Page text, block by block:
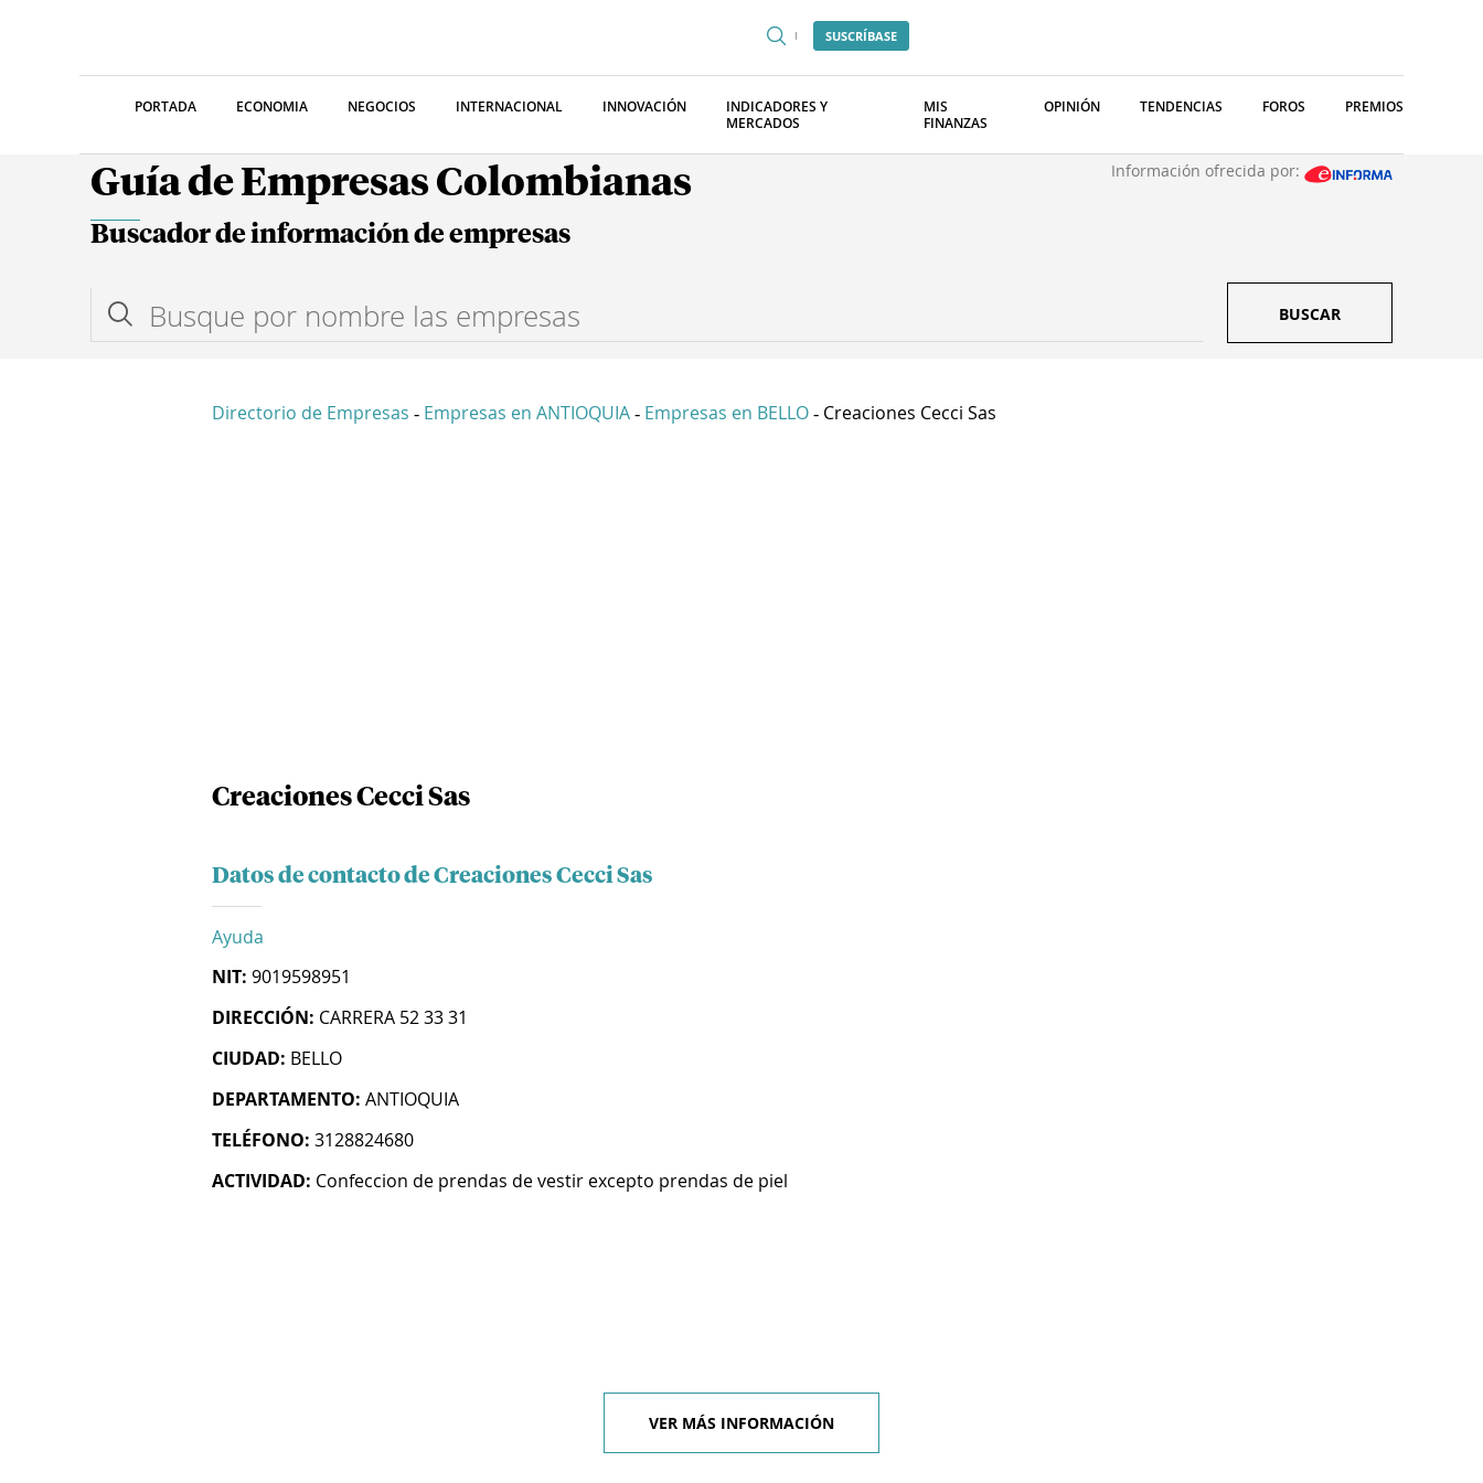
SUSCRÍBASE
PORTADA ECONOMIA NEGOCIOS INTERNACIONAL INNOVACIÓN
INDICADORES Y
MERCADOS
MIS
FINANZAS
OPINIÓN TENDENCIAS FOROS PREMIOS
Guía de Empresas Colombianas Información ofrecida por:
Buscador de información de empresas
BUSCAR
Directorio de Empresas - Empresas en ANTIOQUIA - Empresas en BELLO - Creaciones Cecci Sas
Creaciones Cecci Sas
Datos de contacto de Creaciones Cecci Sas
Ayuda
NIT: 9019598951
DIRECCIÓN: CARRERA 52 33 31
CIUDAD: BELLO
DEPARTAMENTO: ANTIOQUIA
TELÉFONO: 3128824680
ACTIVIDAD: Confeccion de prendas de vestir excepto prendas de piel
VER MÁS INFORMACIÓN